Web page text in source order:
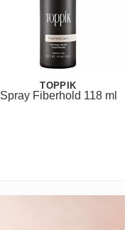
TOPPIK
Spray Fiberhold 118 ml